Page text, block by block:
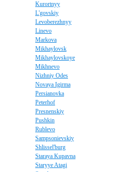
Kurortnyy
L'govskiy
Levoberezhnyy
Linevo
Markova
Mikhaylovsk
Mikhaylovskoye
Mikhnevo
Nizhniy Odes
Novaya Igirma
Persianovka
Peterhof
Presnenskiy
Pushkin
Rublevo
Sampsonievskiy
Shlissel'burg
Staraya Kupavna
Staryye Atagi